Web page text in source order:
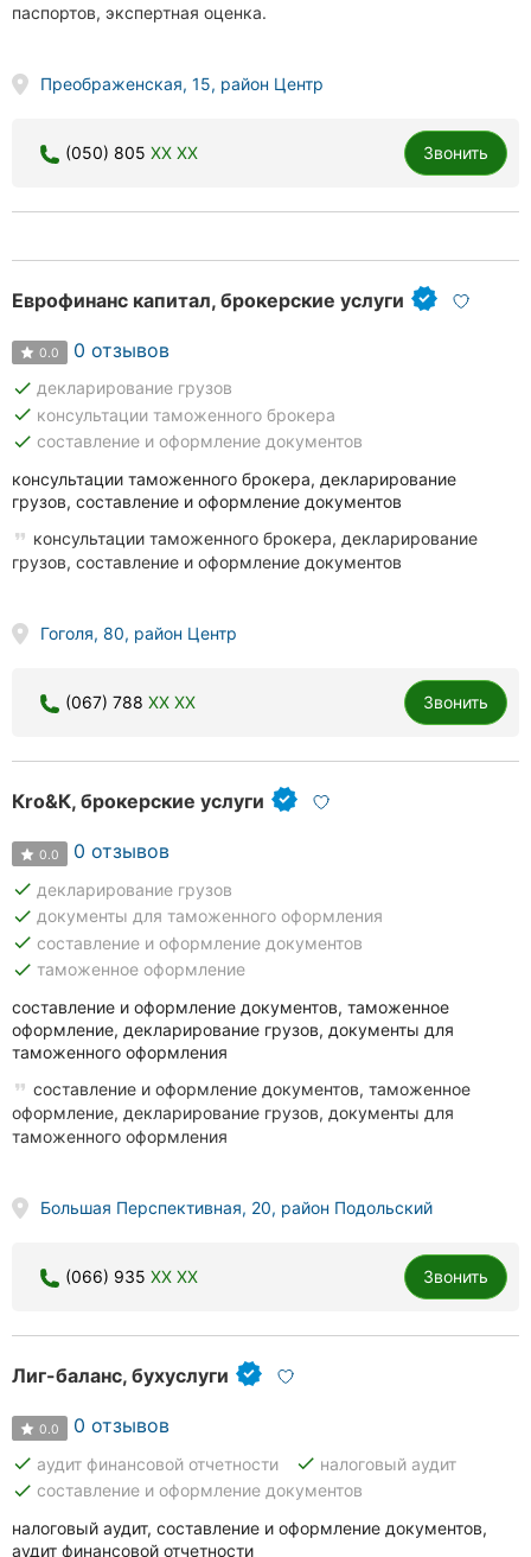
паспортов, экспертная оценка.
Преображенская, 15, район Центр
(050) 805 XX XX Звонить
Еврофинанс капитал, брокерские услуги
0.0 0 отзывов
done декларирование грузов
done консультации таможенного брокера
done составление и оформление документов
консультации таможенного брокера, декларирование
грузов, составление и оформление документов
консультации таможенного брокера, декларирование
грузов, составление и оформление документов
Гоголя, 80, район Центр
(067) 788 XX XX Звонить
Кrо&К, брокерские услуги
0.0 0 отзывов
done декларирование грузов
done документы для таможенного оформления
done составление и оформление документов
done таможенное оформление
составление и оформление документов, таможенное
оформление, декларирование грузов, документы для
таможенного оформления
составление и оформление документов, таможенное
оформление, декларирование грузов, документы для
таможенного оформления
Большая Перспективная, 20, район Подольский
(066) 935 XX XX Звонить
Лиг-баланс, бухуслуги
0.0 0 отзывов
done аудит финансовой отчетности done налоговый аудит
done составление и оформление документов
налоговый аудит, составление и оформление документов,
аудит финансовой отчетности